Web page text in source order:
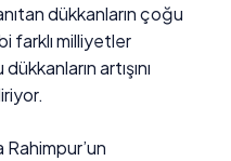
dükkanların çoğu
farklı milliyetler
artışını